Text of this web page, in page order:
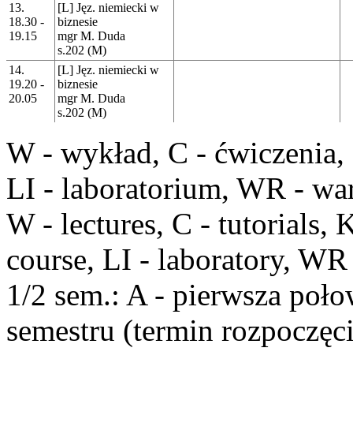
13.
18.30 -
19.15
[L] Jęz. niemiecki w
biznesie
mgr M. Duda
s.202 (M)
14.
19.20 -
20.05
[L] Jęz. niemiecki w
biznesie
mgr M. Duda
s.202 (M)
W- wykład, C - ćwiczenia,
LI - laboratorium, WR -
W- lectures, C - tutorials,
course, LI - laboratory, WR
1/2 sem.: A- pierwsza
semestru (termin